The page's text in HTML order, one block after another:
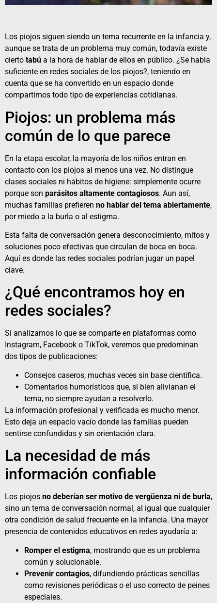
Los piojos siguen siendo un tema recurrente en la infancia y,
aunque se trata de un problema muy común, todavía existe
cierto tabú a la hora de hablar de ellos en público. ¿Se habla
suficiente en redes sociales de los piojos?, teniendo en
cuenta que se ha convertido en un espacio donde
compartimos todo tipo de experiencias cotidianas.
Piojos: un problema más
común de lo que parece
En la etapa escolar, la mayoría de los niños entran en
contacto con los piojos al menos una vez. No distingue
clases sociales ni hábitos de higiene: simplemente ocurre
porque son parásitos altamente contagiosos. Aun así,
muchas familias prefieren no hablar del tema abiertamente,
por miedo a la burla o al estigma.
Esta falta de conversación genera desconocimiento, mitos y
soluciones poco efectivas que circulan de boca en boca.
Aquí es donde las redes sociales podrían jugar un papel
clave.
¿Qué encontramos hoy en
redes sociales?
Si analizamos lo que se comparte en plataformas como
Instagram, Facebook o TikTok, veremos que predominan
dos tipos de publicaciones:
Consejos caseros, muchas veces sin base científica.
Comentarios humorísticos que, si bien alivianan el
tema, no siempre ayudan a resolverlo.
La información profesional y verificada es mucho menor.
Esto deja un espacio vacío donde las familias pueden
sentirse confundidas y sin orientación clara.
La necesidad de más
información confiable
Los piojos no deberían ser motivo de vergüenza ni de burla,
sino un tema de conversación normal, al igual que cualquier
otra condición de salud frecuente en la infancia. Una mayor
presencia de contenidos educativos en redes ayudaría a:
Romper el estigma, mostrando que es un problema
común y solucionable.
Prevenir contagios, difundiendo prácticas sencillas
como revisiones periódicas o el uso correcto de peines
especiales.